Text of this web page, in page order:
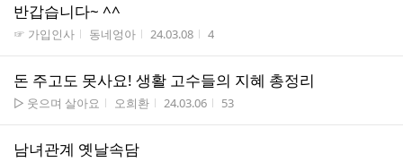
반갑습니다~ ^^
게시판명
☞ 가입인사 작성자
동네엉아 작성시간
24.03.08 조회수
4
돈 주고도 못사요! 생활 고수들의 지혜 총정리
게시판명
▷ 웃으며 살아요 작성자
오희환 작성시간
24.03.06 조회수
53
남녀관계 옛날속담